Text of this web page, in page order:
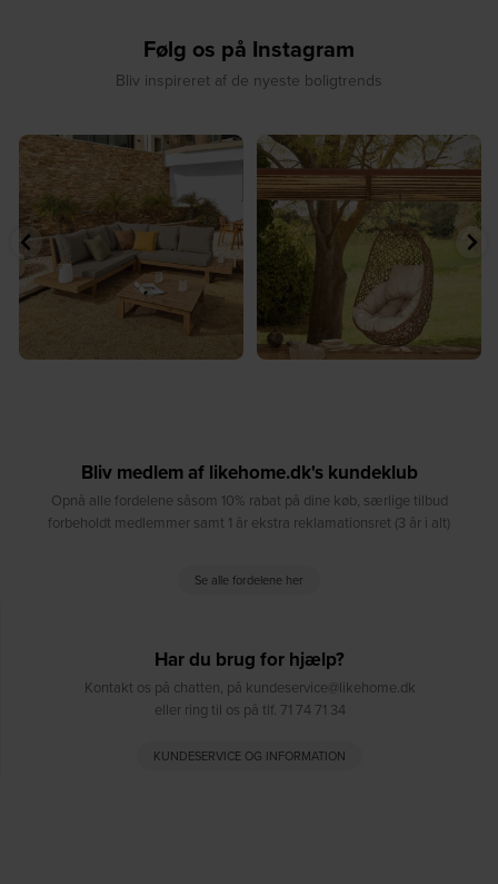
Følg os på Instagram
Bliv inspireret af de nyeste boligtrends
☀️ Find dit yndlingssted denne
8 0
🤍 Rå materialer møder tidløst design⁠
...
9 0
Bliv medlem af likehome.dk's kundeklub
Opnå alle fordelene såsom 10% rabat på dine køb, særlige tilbud
forbeholdt medlemmer samt 1 år ekstra reklamationsret (3 år i alt)
Se alle fordelene her
Har du brug for hjælp?
Kontakt os på chatten, på kundeservice@likehome.dk
eller ring til os på tlf. 71 74 71 34
KUNDESERVICE OG INFORMATION